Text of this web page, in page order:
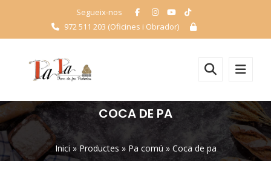
Segueix-nos
972 511 203 (Oficines i Obrador)
COCA DE PA
Inici»Productes » Pa comú » Coca de pa